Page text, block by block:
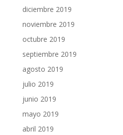
diciembre 2019
noviembre 2019
octubre 2019
septiembre 2019
agosto 2019
julio 2019
junio 2019
mayo 2019
abril 2019